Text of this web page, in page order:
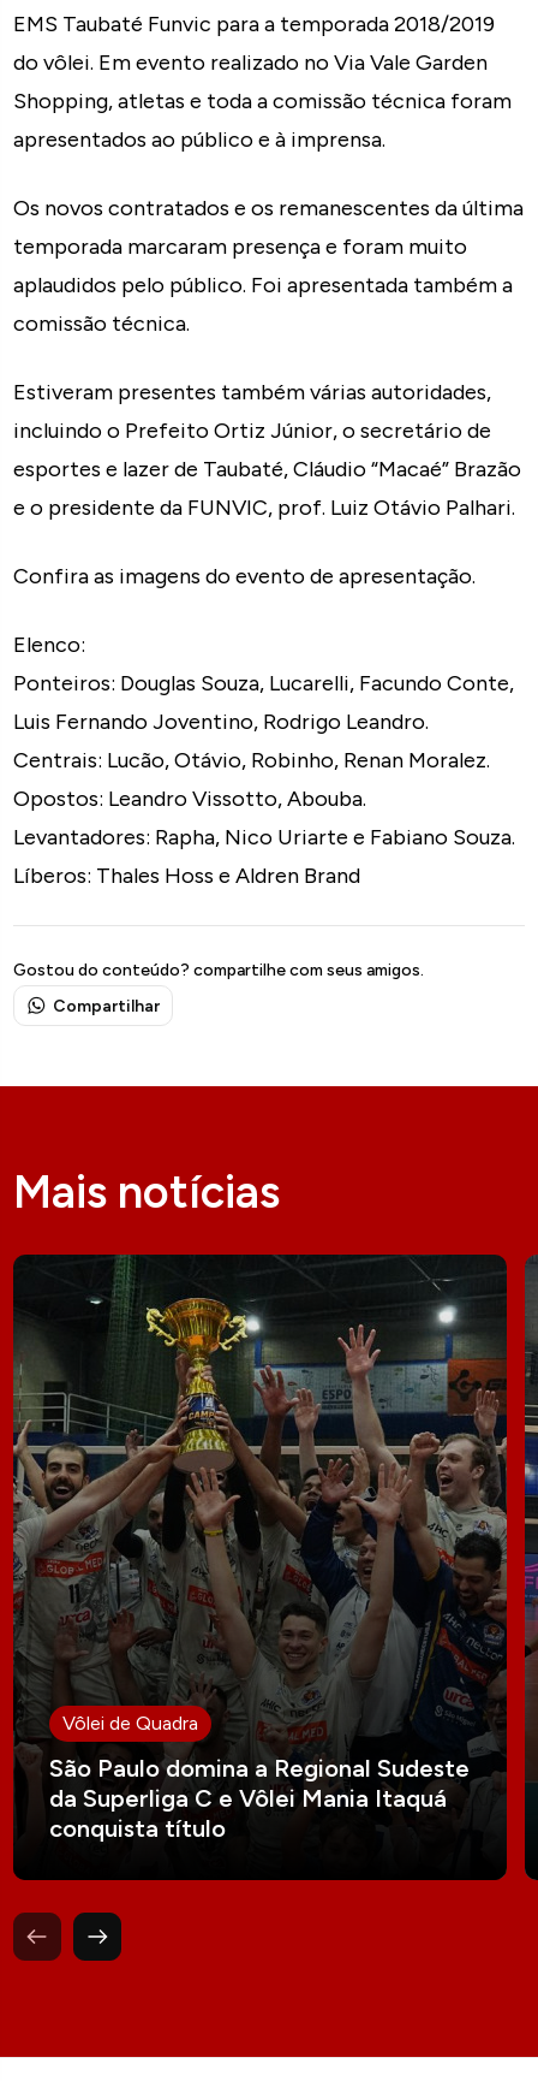
EMS Taubaté Funvic para a temporada 2018/2019
do vôlei. Em evento realizado no Via Vale Garden
Shopping, atletas e toda a comissão técnica foram
apresentados ao público e à imprensa.
Os novos contratados e os remanescentes da última
temporada marcaram presença e foram muito
aplaudidos pelo público. Foi apresentada também a
comissão técnica.
Estiveram presentes também várias autoridades,
incluindo o Prefeito Ortiz Júnior, o secretário de
esportes e lazer de Taubaté, Cláudio “Macaé” Brazão
e o presidente da FUNVIC, prof. Luiz Otávio Palhari.
Confira as imagens do evento de apresentação.
Elenco:
Ponteiros: Douglas Souza, Lucarelli, Facundo Conte,
Luis Fernando Joventino, Rodrigo Leandro.
Centrais: Lucão, Otávio, Robinho, Renan Moralez.
Opostos: Leandro Vissotto, Abouba.
Levantadores: Rapha, Nico Uriarte e Fabiano Souza.
Líberos: Thales Hoss e Aldren Brand
Gostou do conteúdo? compartilhe com seus amigos.
Compartilhar
Mais notícias
Vôlei de Quadra
São Paulo domina a Regional Sudeste
da Superliga C e Vôlei Mania Itaquá
conquista título